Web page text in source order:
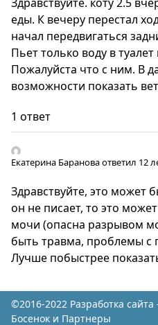
еды. К вечеру перестал
начал передвигаться
Пьет только воду в
Пожалуйста что с ним. В
возможности показать
1 ответ
Екатерина Барановаответил 12
Здравствуйте, это может
он не писает, то это
мочи (опасна разрывом
быть травма, проблемы с
Лучше побыстрее
©2016-2022 Разработка сайта
Босенок и Партнеры